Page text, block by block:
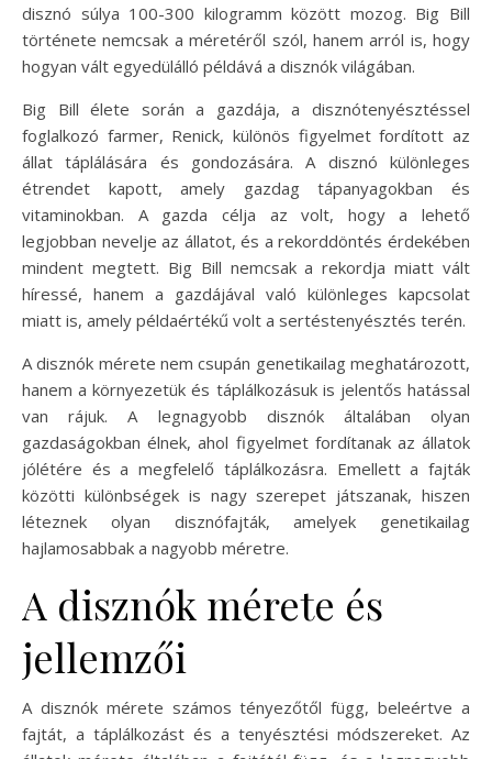
disznó súlya 100-300 kilogramm között mozog. Big Bill
története nemcsak a méretéről szól, hanem arról is, hogy
hogyan vált egyedülálló példává a disznók világában.
Big Bill élete során a gazdája, a disznótenyésztéssel
foglalkozó farmer, Renick, különös figyelmet fordított az
állat táplálására és gondozására. A disznó különleges
étrendet kapott, amely gazdag tápanyagokban és
vitaminokban. A gazda célja az volt, hogy a lehető
legjobban nevelje az állatot, és a rekorddöntés érdekében
mindent megtett. Big Bill nemcsak a rekordja miatt vált
híressé, hanem a gazdájával való különleges kapcsolat
miatt is, amely példaértékű volt a sertéstenyésztés terén.
A disznók mérete nem csupán genetikailag meghatározott,
hanem a környezetük és táplálkozásuk is jelentős hatással
van rájuk. A legnagyobb disznók általában olyan
gazdaságokban élnek, ahol figyelmet fordítanak az állatok
jólétére és a megfelelő táplálkozásra. Emellett a fajták
közötti különbségek is nagy szerepet játszanak, hiszen
léteznek olyan disznófajták, amelyek genetikailag
hajlamosabbak a nagyobb méretre.
A disznók mérete és
jellemzői
A disznók mérete számos tényezőtől függ, beleértve a
fajtát, a táplálkozást és a tenyésztési módszereket. Az